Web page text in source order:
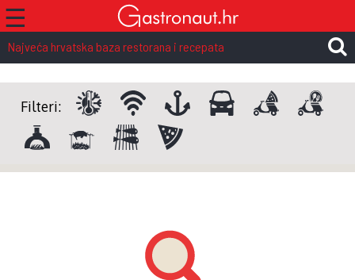
☰
Najveća hrvatska baza restorana i recepata
Filteri: